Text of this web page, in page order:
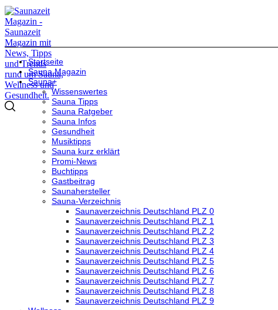
Startseite
Sauna Magazin
Sauna+
Wissenswertes
Sauna Tipps
Sauna Ratgeber
Sauna Infos
Gesundheit
Musiktipps
Sauna kurz erklärt
Promi-News
Buchtipps
Gastbeitrag
Saunahersteller
Sauna-Verzeichnis
Saunaverzeichnis Deutschland PLZ 0
Saunaverzeichnis Deutschland PLZ 1
Saunaverzeichnis Deutschland PLZ 2
Saunaverzeichnis Deutschland PLZ 3
Saunaverzeichnis Deutschland PLZ 4
Saunaverzeichnis Deutschland PLZ 5
Saunaverzeichnis Deutschland PLZ 6
Saunaverzeichnis Deutschland PLZ 7
Saunaverzeichnis Deutschland PLZ 8
Saunaverzeichnis Deutschland PLZ 9